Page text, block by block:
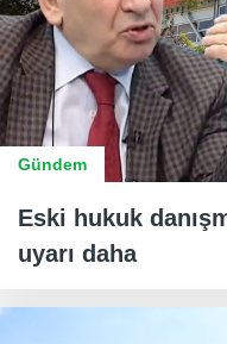
Gündem
Eski hukuk
uyarı daha